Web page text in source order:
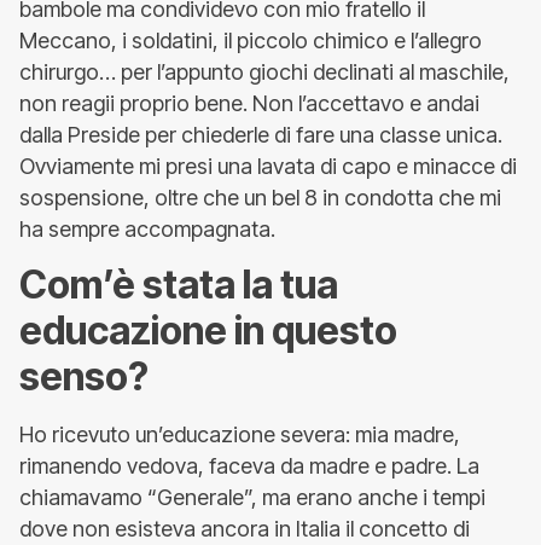
bambole ma condividevo con mio fratello il
Meccano, i soldatini, il piccolo chimico e l’allegro
chirurgo… per l’appunto giochi declinati al maschile,
non reagii proprio bene. Non l’accettavo e andai
dalla Preside per chiederle di fare una classe unica.
Ovviamente mi presi una lavata di capo e minacce di
sospensione, oltre che un bel 8 in condotta che mi
ha sempre accompagnata.
Com’è stata la tua
educazione in questo
senso?
Ho ricevuto un’educazione severa: mia madre,
rimanendo vedova, faceva da madre e padre. La
chiamavamo “Generale”, ma erano anche i tempi
dove non esisteva ancora in Italia il concetto di